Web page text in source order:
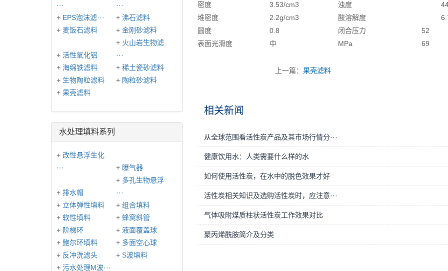
密度
3.53/cm3 浊度
堆密度
2.2g/cm3 酸溶解度
圆度
0.8 闭合压力
52
表面光滑度
中 MPa 69
上一篇：果壳滤料
相关新闻
从全球范围看活性炭产品及其市场行情分···
健康饮用水：人类需要什么样的水
如何使用活性炭，在水中的脱色效果才好
活性炭相关知识及选购活性炭时，应注意···
气体吸附煤质柱状活性炭工作效果对比
聚丙烯酰胺简介及分类
···
···
+ EPS泡沫滤··· +沸石滤料
+ 麦饭石滤料 +金刚砂滤料
+ 活性氧化铝
+ 火山岩生物滤
···
+ 海绵铁滤料 +稀土瓷砂滤料
+ 生物陶粒滤料 + 陶粒砂滤料
+ 果壳滤料
水处理填料系列
+ 改性悬浮生化
···
+ 曝气器
+ 排水帽
+ 多孔生物悬浮
···
+ 立体弹性填料 +组合填料
+ 软性填料 + 蜂窝斜管
+ 阶梯环 +液面覆盖球
+ 鲍尔环填料 + 多面空心球
+ 反冲洗滤头 +S波填料
+ 污水处理M波···